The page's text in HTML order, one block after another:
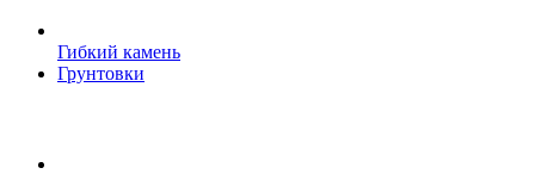
Гибкий камень
Грунтовки